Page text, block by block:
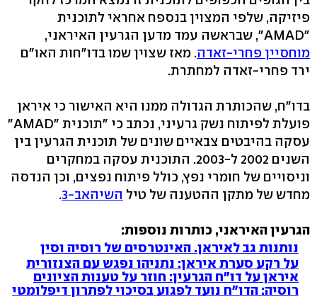
פיזיקה, שלפי המצוין בנספח אחראי לתוכנית
"AMAD", שבראשה עמד מדען הגרעין האיראני,
מוחסיין פחרי-זאדה. מאז שצוין שמו בדו"חות האו"ם
ירד פחרי-זאדה למחתרת.
בדו"ח, שהכותרת הגדולה ממנו היא האישור כי איראן
פועלת לפיתוח נשק גרעיני, נכתב כי "תוכנית "AMAD"
עסקה בהיבטים צבאיים שונים של תוכנית הגרעין בין
השנים 2002 ל-2003. התוכנית עסקה במחקרים
וניסויים של חומרי נפץ, כולל פיתוח נפצים, וכן הנדסה
מחדש של מתקן ההטענה של טיל השיהאב-3 .
הגרעין האיראני, כותרות נוספות:
נותנות גב לאיראן. האינטרסים של רוסיה וסין
על רקע סערת איראן: נתניהו נפגש עם הצנזורית
איראן על דו"ח הגרעין: חוזר על טענות הציונים
רוסיה: הדו"ח נועד לפגוע בסיכוי לפתרון דיפלומטי